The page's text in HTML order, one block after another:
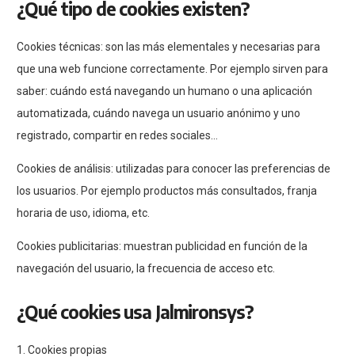
¿Qué tipo de cookies existen?
Cookies técnicas: son las más elementales y necesarias para
que una web funcione correctamente. Por ejemplo sirven para
saber: cuándo está navegando un humano o una aplicación
automatizada, cuándo navega un usuario anónimo y uno
registrado, compartir en redes sociales…
Cookies de análisis: utilizadas para conocer las preferencias de
los usuarios. Por ejemplo productos más consultados, franja
horaria de uso, idioma, etc.
Cookies publicitarias: muestran publicidad en función de la
navegación del usuario, la frecuencia de acceso etc.
¿Qué cookies usa Jalmironsys?
1. Cookies propias